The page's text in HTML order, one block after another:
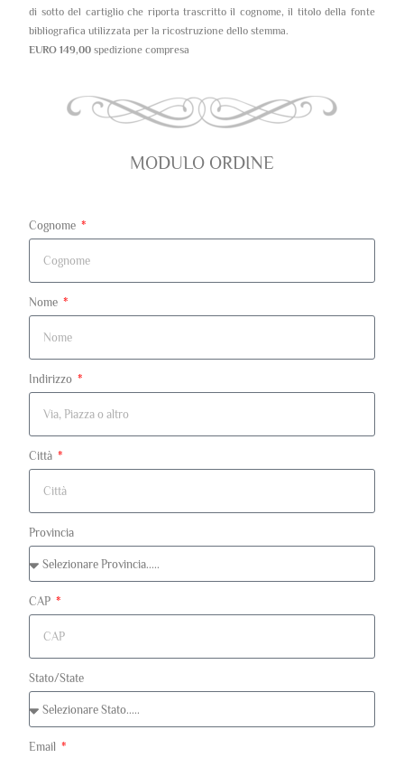
di sotto del cartiglio che riporta trascritto il cognome, il titolo della fonte
bibliografica utilizzata per la ricostruzione dello stemma.
EURO 149,00 spedizione compresa
MODULO ORDINE
Cognome
Nome
Indirizzo
Città
Provincia
CAP
Stato/State
Email